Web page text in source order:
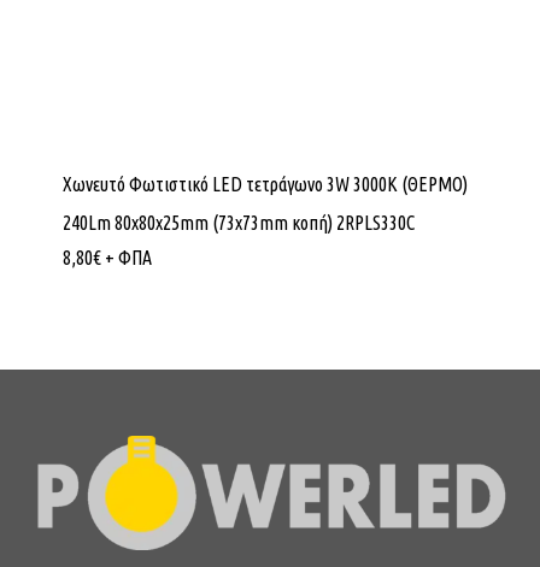
Χωνευτό Φωτιστικό LED τετράγωνο 3W 3000K (ΘΕΡΜΟ)
240Lm 80x80x25mm (73x73mm κοπή) 2RPLS330C
8,80€ + ΦΠΑ